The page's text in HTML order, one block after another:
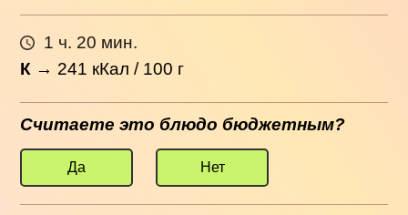
1 ч. 20 мин.
К → 241 кКал / 100 г
Считаете это блюдо бюджетным?
Да Нет